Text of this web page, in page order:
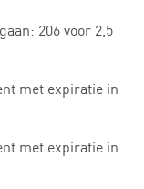
206 voor 2,5
met expiratie in
met expiratie in